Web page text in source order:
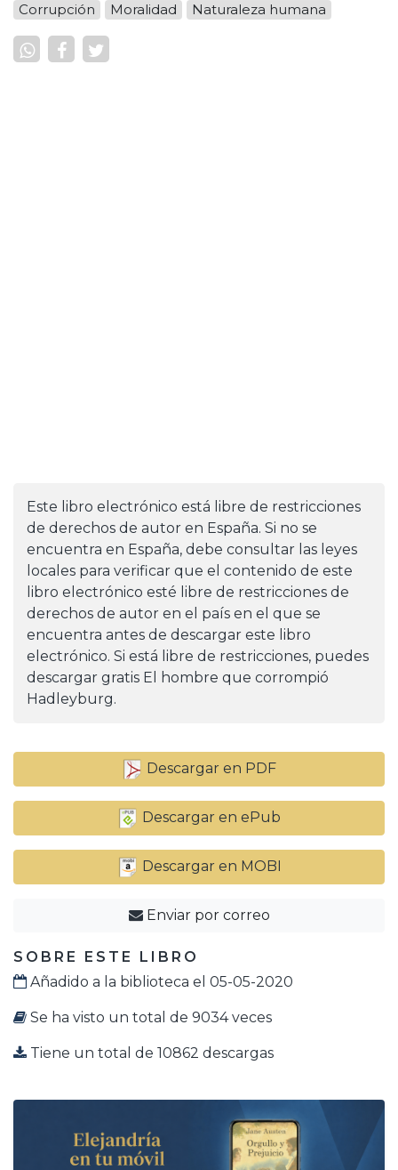
Corrupción Moralidad Naturaleza humana
Este libro electrónico está libre de restricciones
de derechos de autor en España. Si no se
encuentra en España, debe consultar las leyes
locales para verificar que el contenido de este
libro electrónico esté libre de restricciones de
derechos de autor en el país en el que se
encuentra antes de descargar este libro
electrónico. Si está libre de restricciones, puedes
descargar gratis El hombre que corrompió
Hadleyburg.
Descargar en PDF
Descargar en ePub
Descargar en MOBI
Enviar por correo
SOBRE ESTE LIBRO
Añadido a la biblioteca el 05-05-2020
Se ha visto un total de 9034 veces
Tiene un total de 10862 descargas